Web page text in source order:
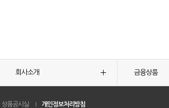
회사소개 금융상품
상품공시실 개인정보처리방침